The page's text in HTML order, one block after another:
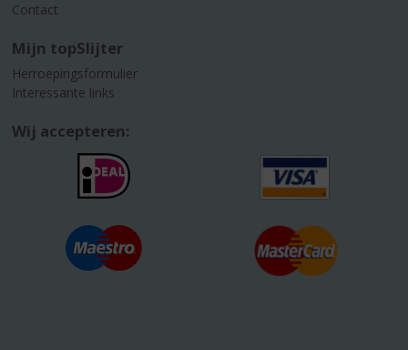
Contact
Mijn topSlijter
Herroepingsformulier
Interessante links
Wij accepteren: